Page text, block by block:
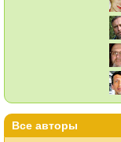
Все авторы